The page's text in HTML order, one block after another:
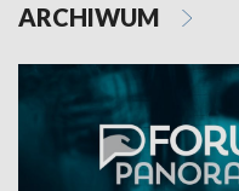
ARCHIWUM